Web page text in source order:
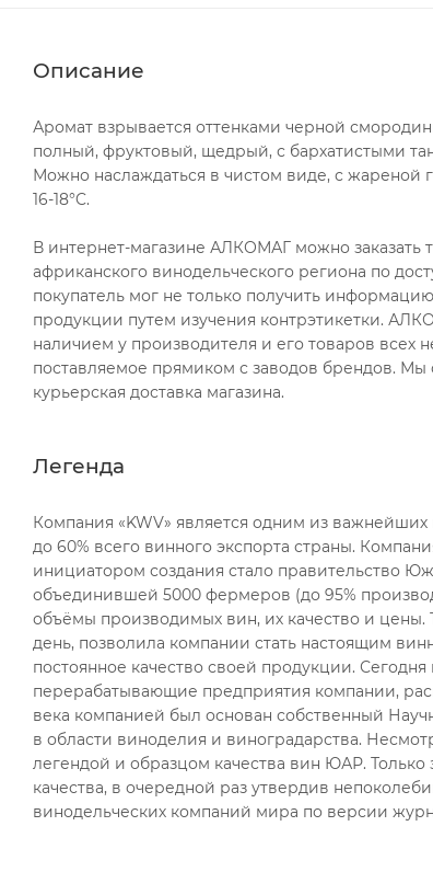
Описание
Аромат взрывается оттенками черной
полный, фруктовый, щедрый, с бархатистыми
Можно наслаждаться в чистом виде, с жареной
16-18°C.
В интернет-магазине АЛКОМАГ можно заказать
африканского винодельческого региона по
покупатель мог не только получить
продукции путем изучения контрэтикетки.
наличием у производителя и его товаров всех
поставляемое прямиком с заводов брендов.
курьерская доставка магазина.
Легенда
Компания «KWV» является одним из
до 60% всего винного экспорта страны.
инициатором создания стало правительство
объединившей 5000 фермеров (до 95%
объёмы производимых вин, их качество и цены.
день, позволила компании стать настоящим
постоянное качество своей продукции.
перерабатывающие предприятия компании,
века компанией был основан собственный
в области виноделия и виноградарства.
легендой и образцом качества вин ЮАР.
качества, в очередной раз утвердив
винодельческих компаний мира по версии